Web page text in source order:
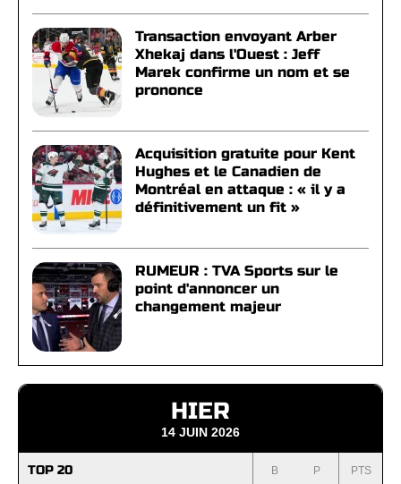
Transaction envoyant Arber
Xhekaj dans l'Ouest : Jeff
Marek confirme un nom et se
prononce
Acquisition gratuite pour Kent
Hughes et le Canadien de
Montréal en attaque : « il y a
définitivement un fit »
RUMEUR : TVA Sports sur le
point d'annoncer un
changement majeur
HIER
14 JUIN 2026
TOP 20 B P PTS